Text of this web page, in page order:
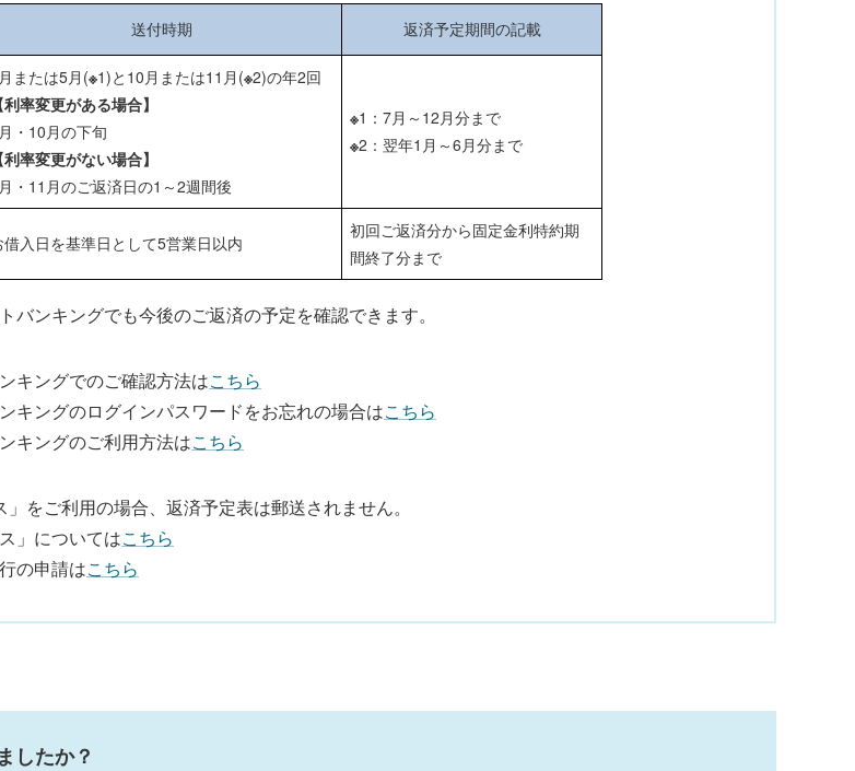
送付時期 返済予定期間の記載
または5月(※1)と10月または11月(※2)の年2回
利率変更がある場合】
・10月の下旬
利率変更がない場合】
・11月のご返済日の1～2週間後
※1：7月～12月分まで
※2：翌年1月～6月分まで
借入日を基準日として5営業日以内
初回ご返済分から固定金利特約期
間終了分まで
バンキングでも今後のご返済の予定を確認できます。
キングでのご確認方法はこちら
キングのログインパスワードをお忘れの場合はこちら
キングのご利用方法はこちら
」をご利用の場合、返済予定表は郵送されません。
」についてはこちら
の申請はこちら
したか？